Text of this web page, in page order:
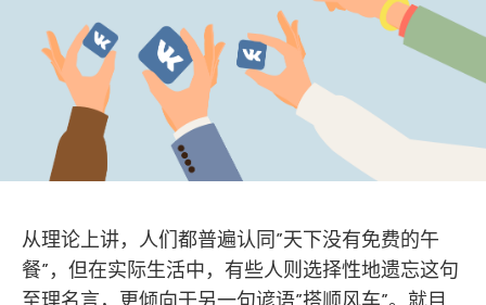
从理论上讲，人们都普遍认同”天下没有免费的午
餐”，但在实际生活中，有些人则选择性地遗忘这句